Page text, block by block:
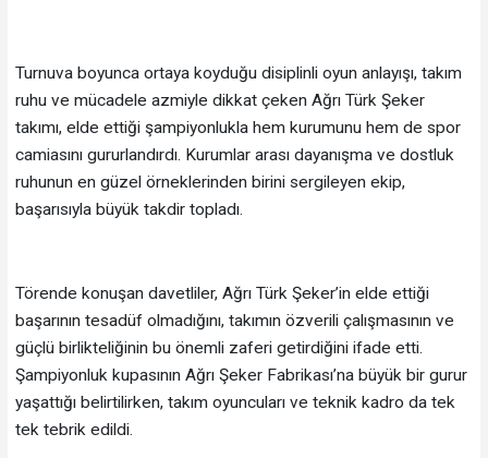
Turnuva boyunca ortaya koyduğu disiplinli oyun anlayışı, takım
ruhu ve mücadele azmiyle dikkat çeken Ağrı Türk Şeker
takımı, elde ettiği şampiyonlukla hem kurumunu hem de spor
camiasını gururlandırdı. Kurumlar arası dayanışma ve dostluk
ruhunun en güzel örneklerinden birini sergileyen ekip,
başarısıyla büyük takdir topladı.
Törende konuşan davetliler, Ağrı Türk Şeker’in elde ettiği
başarının tesadüf olmadığını, takımın özverili çalışmasının ve
güçlü birlikteliğinin bu önemli zaferi getirdiğini ifade etti.
Şampiyonluk kupasının Ağrı Şeker Fabrikası’na büyük bir gurur
yaşattığı belirtilirken, takım oyuncuları ve teknik kadro da tek
tek tebrik edildi.